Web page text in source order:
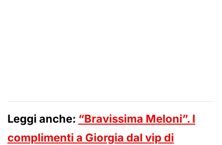
Leggi anche: “Bravissima Meloni”. I
complimenti a Giorgia dal vip di